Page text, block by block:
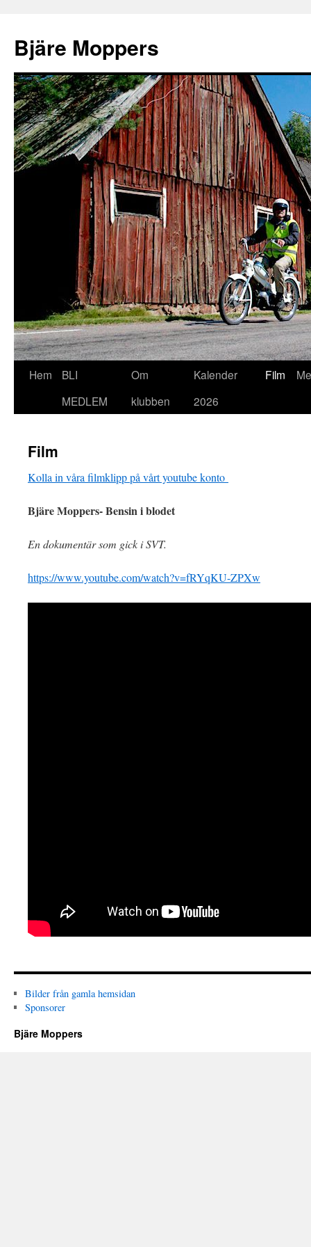
Bjäre Moppers
Hoppa
Hem
BLI
MEDLEM
Om
klubben
Kalender
2026
Film
Film
Kolla in våra filmklipp på vårt youtube konto
Bjäre Moppers- Bensin i blodet
En dokumentär som gick i SVT.
https://www.youtube.com/watch?v=fRYqKU-ZPXw
Bilder från gamla hemsidan
Sponsorer
Bjäre Moppers